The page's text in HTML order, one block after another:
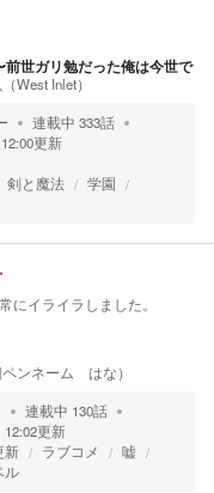
前世ガリ勉だった俺は今世で
West Inlet）
連載中 333話
更新
剣と魔法
学園
にイライラしました。
ンネーム はな）
連載中 130話
12:02更新
新 ラブコメ
嘘
ル